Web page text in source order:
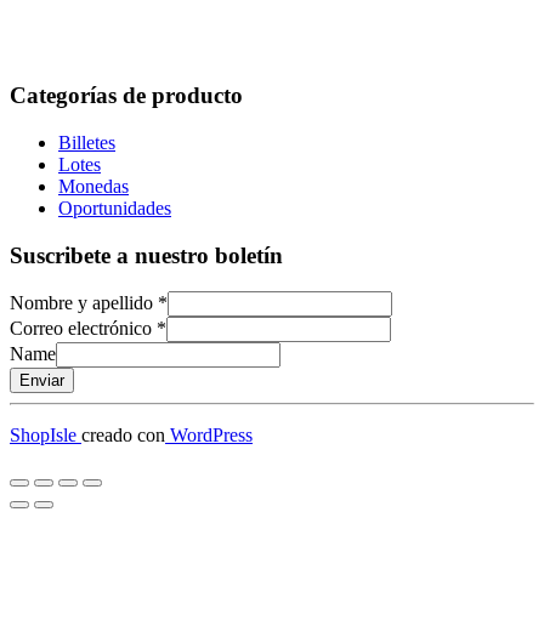
Categorías de producto
Billetes
Lotes
Monedas
Oportunidades
Suscribete a nuestro boletín
Nombre y apellido *
Correo electrónico *
Name
Enviar
ShopIsle creado con WordPress